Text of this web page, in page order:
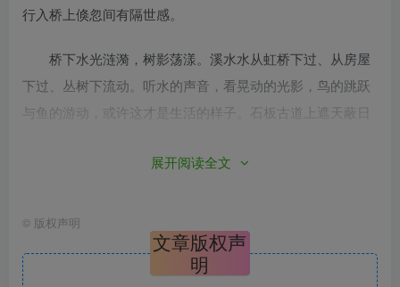
行入桥上倏忽间有隔世感。
桥下水光涟漪，树影荡漾。溪水水从虹桥下过、从房屋
下过、丛树下流动。听水的声音，看晃动的光影，鸟的跳跃
与鱼的游动，或许这才是生活的样子。石板古道上遮天蔽日
萋萋藤蔓攀爬山石墙体直至门檐，绿意萦绕，苍翠的桢楠树
感受到空气中弥漫着大自然独有的沁香。场地中心的云杉
树，是整个项目的灵魂。三人才能合抱的古老杉树沙沙作
响，带来最久远的风声。我们的设计也与之呼应，选用更自
展开阅读全文
© 版权声明
文章版权声
明